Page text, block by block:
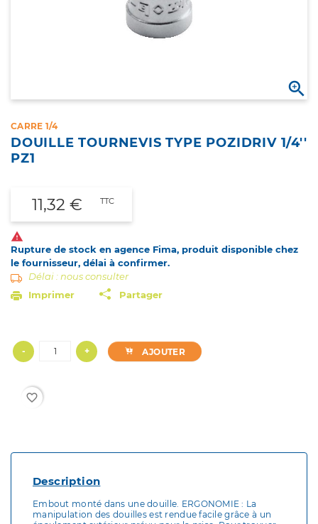

CARRE 1/4
DOUILLE TOURNEVIS TYPE POZIDRIV 1/4''
PZ1
11,32 € TTC

Rupture de stock en agence Fima, produit disponible chez
le fournisseur, délai à confirmer.
Délai : nous consulter
Imprimer
Partager
- + AJOUTER
favorite_border
Description
Embout monté dans une douille. ERGONOMIE : La
manipulation des douilles est rendue facile grâce à un